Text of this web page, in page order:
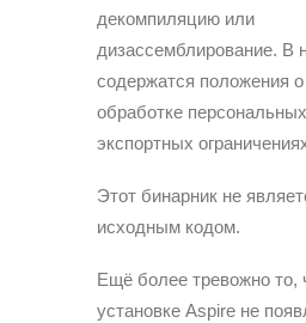
декомпиляцию или
дизассемблирование. В
содержатся положения
обработке
экспортных
Этот бинарник не
исходным кодом.
Ещё более тревожно то,
установке Aspire не